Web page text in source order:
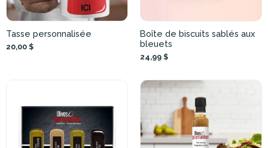
Tasse personnalisée
20,00 $
Boîte de biscuits sablés aux
bleuets
24,99 $